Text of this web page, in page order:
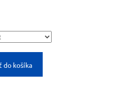
do košíka